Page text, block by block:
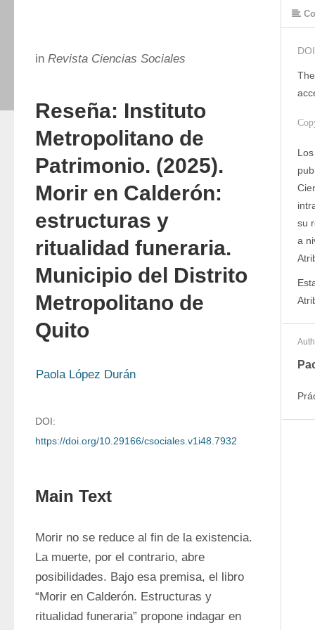
in Revista Ciencias Sociales
Reseña: Instituto
Metropolitano de
Patrimonio. (2025).
Morir en Calderón:
estructuras y
ritualidad funeraria.
Municipio del Distrito
Metropolitano de
Quito
Paola López Durán
DOI:
https://doi.org/10.29166/csociales.v1i48.7932
Main Text
Morir no se reduce al fin de la existencia.
La muerte, por el contrario, abre
posibilidades. Bajo esa premisa, el libro
“Morir en Calderón. Estructuras y
ritualidad funeraria” propone indagar en
DOI
su
a